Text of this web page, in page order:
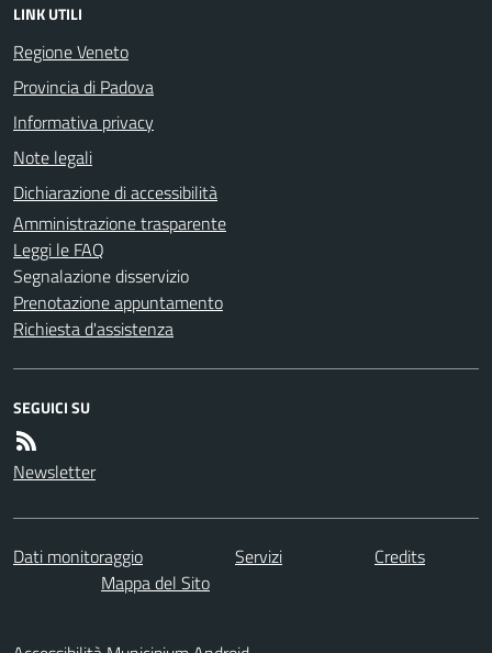
LINK UTILI
Regione Veneto
Provincia di Padova
Informativa privacy
Note legali
Dichiarazione di accessibilità
Amministrazione trasparente
Leggi le FAQ
Segnalazione disservizio
Prenotazione appuntamento
Richiesta d'assistenza
SEGUICI SU
Newsletter
Dati monitoraggio Servizi
Credits
Mappa del Sito